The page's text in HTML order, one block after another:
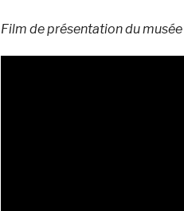
Film de présentation du